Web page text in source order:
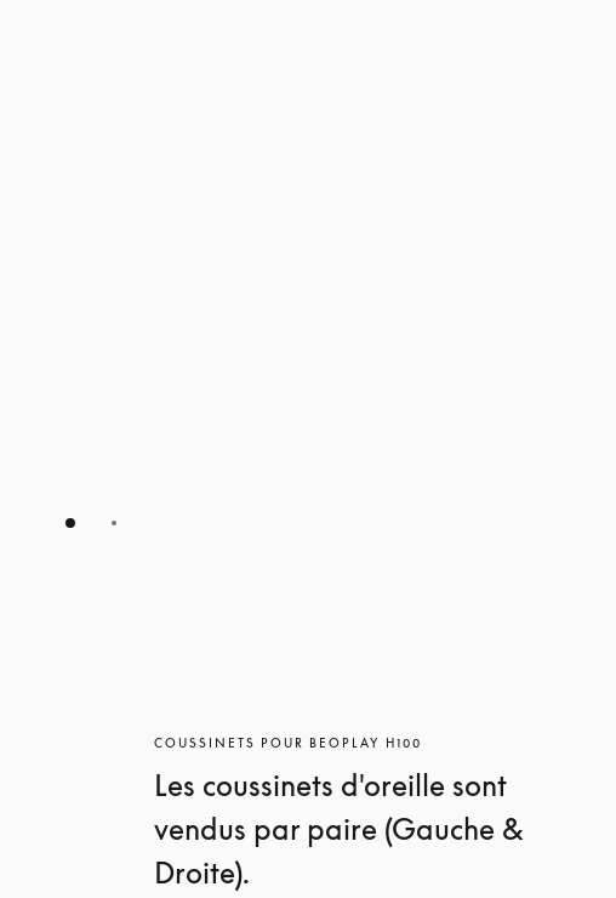
COUSSINETS POUR BEOPLAY H100
Les coussinets d'oreille sont
vendus par paire (Gauche &
Droite).